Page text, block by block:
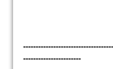
-----------------------